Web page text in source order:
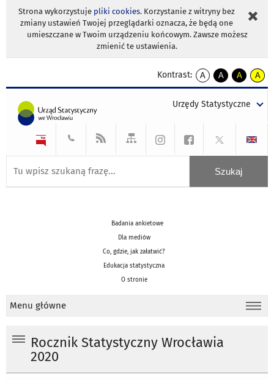
Strona wykorzystuje pliki cookies. Korzystanie z witryny bez
zmiany ustawień Twojej przeglądarki oznacza, że będą one
umieszczane w Twoim urządzeniu końcowym. Zawsze możesz
zmienić te ustawienia.
Kontrast:
A
kontrast
A
kontrast
tekst
czarnym
A
kontrast
tekst
czarnym
A
tekst
żółtym
Urzędy Statystyczne
Badania ankietowe
Dla mediów
Co, gdzie, jak załatwić?
Edukacja statystyczna
O stronie
Menu główne
Rocznik Statystyczny Wrocławia
2020